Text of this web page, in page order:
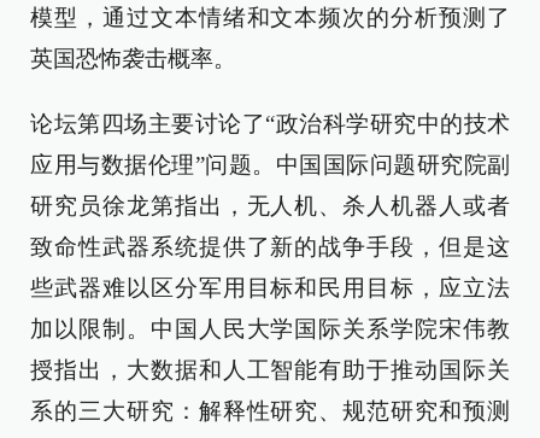
模型，通过文本情绪和文本频次的分析预测了
英国恐怖袭击概率。
论坛第四场主要讨论了“政治科学研究中的技术
应用与数据伦理”问题。中国国际问题研究院副
研究员徐龙第指出，无人机、杀人机器人或者
致命性武器系统提供了新的战争手段，但是这
些武器难以区分军用目标和民用目标，应立法
加以限制。中国人民大学国际关系学院宋伟教
授指出，大数据和人工智能有助于推动国际关
系的三大研究：解释性研究、规范研究和预测